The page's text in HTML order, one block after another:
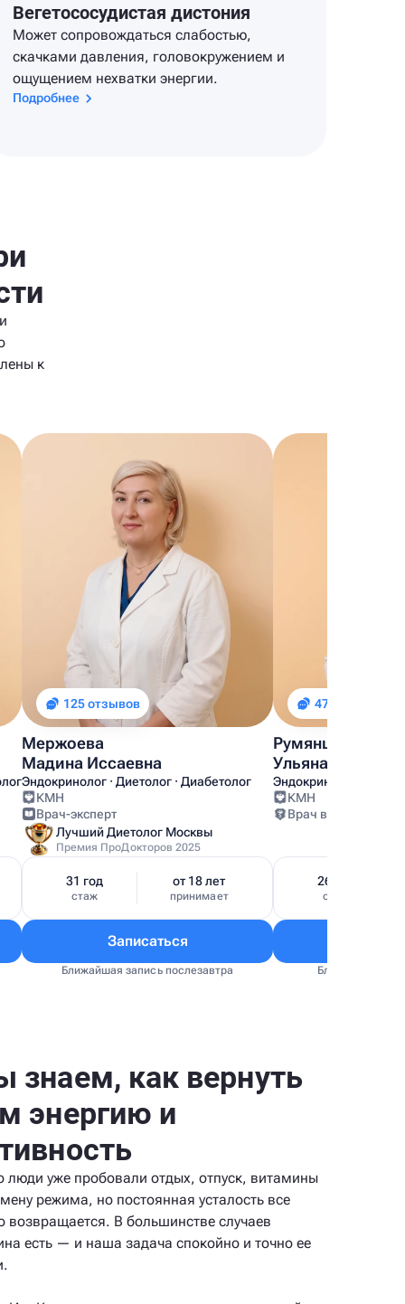
Вегетососудистая дистония
Может сопровождаться слабостью,
скачками давления, головокружением и
ощущением нехватки энергии.
Подробнее
к
125 отзывов
Мержоева
Мадина Иссаевна
Эндокринолог · Диетолог · Диабетолог
КМН
Врач-эксперт
Лучший Диетолог Москвы
Премия ПроДокторов 2025
31 год
стаж
от 18 лет
принимает
Записаться
Ближайшая запись послезавтра
47 отзывов
Румянцева
Ульяна
Эндокринолог ·
КМН
Врач высшей
26 лет
стаж
Ближайшая
знаем, как вернуть
энергию и
люди уже пробовали отдых, отпуск, витамины
режима, но постоянная усталость все
возвращается. В большинстве случаев
есть — и наша задача спокойно и точно ее